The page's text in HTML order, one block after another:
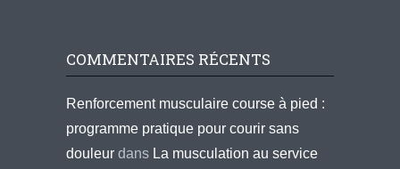
COMMENTAIRES RÉCENTS
Renforcement musculaire course à pied :
programme pratique pour courir sans
douleur dans La musculation au service